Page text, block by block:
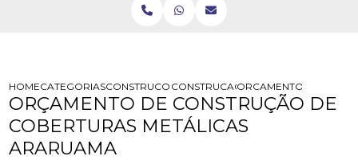
HOMECATEGORIASCONSTRUCOES DE ESTRUTURAS METALICAS
CONSTRUCAO ESTRUTURAL
ORCAMENTO DE
ORÇAMENTO DE CONSTRUÇÃO DE
COBERTURAS METÁLICAS
ARARUAMA